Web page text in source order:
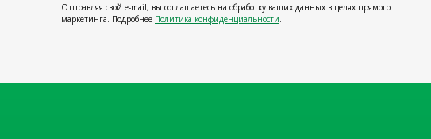
Отправляя свой e-mail, вы соглашаетесь на обработку ваших данных в целях прямого
маркетинга. Подробнее Политика конфиденциальности